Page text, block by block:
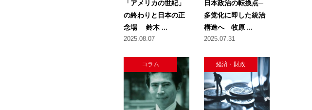
「アメリカの世紀」
の終わりと日本の正
念場 鈴木 ...
2025.08.07
日本政治の転換点─
多党化に即した統治
構造へ 牧原 ...
2025.07.31
コラム 経済・財政